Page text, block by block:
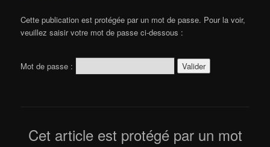
Cette publication est protégée par un mot de passe. Pour la voir,
veuillez saisir votre mot de passe ci-dessous :
Mot de passe :
Cet article est protégé par un mot